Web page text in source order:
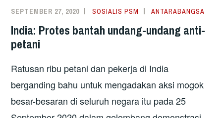
SEPTEMBER 27, 2020 SOSIALIS PSM ANTARABANGSA
India: Protes bantah undang-undang anti-
petani
Ratusan ribu petani dan pekerja di India
berganding bahu untuk mengadakan aksi mogok
besar-besaran di seluruh negara itu pada 25